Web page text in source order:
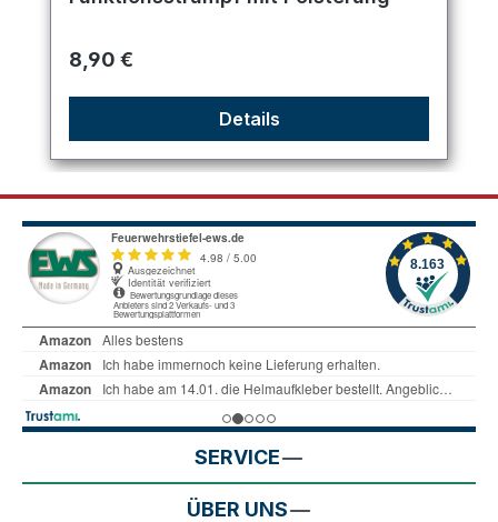
Regulärer Preis:
8,90 €
Details
SERVICE
ÜBER UNS